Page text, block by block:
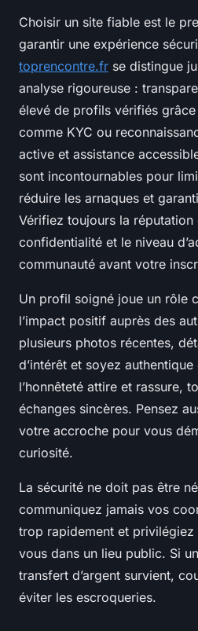
Choisir un site fiable est le
garantir une expérience
toprencontre.fr se distingue
analyse rigoureuse :
élevé de profils vérifiés
comme KYC ou
active et assistance
sont incontournables pour
réduire les arnaques et
Vérifiez toujours la
confidentialité et le niveau
communauté avant votre
Un profil soigné joue un rôle
l’impact positif auprès des
plusieurs photos récentes,
d’intérêt et soyez
l’honnêteté attire et rassure,
échanges sincères. Pensez
votre accroche pour vous
curiosité.
La sécurité ne doit pas être
communiquez jamais vos
trop rapidement et
vous dans un lieu public. Si
transfert d’argent survient,
éviter les escroqueries.